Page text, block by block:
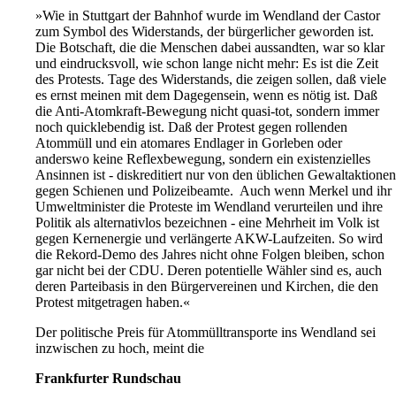
»Wie in Stuttgart der Bahnhof wurde im Wendland der Castor
zum Symbol des Widerstands, der bürgerlicher geworden ist.
Die Botschaft, die die Menschen dabei aussandten, war so klar
und eindrucksvoll, wie schon lange nicht mehr: Es ist die Zeit
des Protests. Tage des Widerstands, die zeigen sollen, daß viele
es ernst meinen mit dem Dagegensein, wenn es nötig ist. Daß
die Anti-Atomkraft-Bewegung nicht quasi-tot, sondern immer
noch quicklebendig ist. Daß der Protest gegen rollenden
Atommüll und ein atomares Endlager in Gorleben oder
anderswo keine Reflexbewegung, sondern ein existenzielles
Ansinnen ist - diskreditiert nur von den üblichen Gewaltaktionen
gegen Schienen und Polizeibeamte. Auch wenn Merkel und ihr
Umweltminister die Proteste im Wendland verurteilen und ihre
Politik als alternativlos bezeichnen - eine Mehrheit im Volk ist
gegen Kernenergie und verlängerte AKW-Laufzeiten. So wird
die Rekord-Demo des Jahres nicht ohne Folgen bleiben, schon
gar nicht bei der CDU. Deren potentielle Wähler sind es, auch
deren Parteibasis in den Bürgervereinen und Kirchen, die den
Protest mitgetragen haben.«
Der politische Preis für Atommülltransporte ins Wendland sei
inzwischen zu hoch, meint die
Frankfurter Rundschau